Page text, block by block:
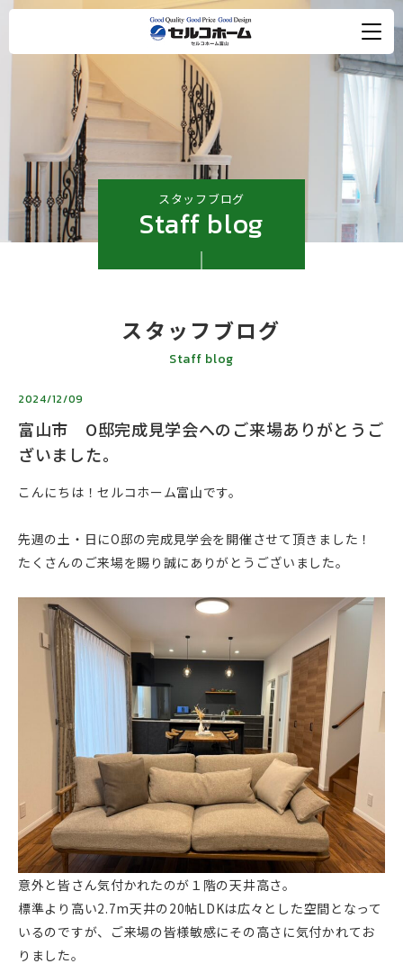
スタッフブログ
Staff blog
スタッフブログ
Staff blog
2024/12/09
富山市 O邸完成見学会へのご来場ありがとうご
ざいました。
こんにちは！セルコホーム富山です。
先週の土・日にO邸の完成見学会を開催させて頂きました！
たくさんのご来場を賜り誠にありがとうございました。
意外と皆さん気付かれたのが１階の天井高さ。
標準より高い2.7m天井の20帖LDKは広々とした空間となって
いるのですが、ご来場の皆様敏感にその高さに気付かれてお
りました。